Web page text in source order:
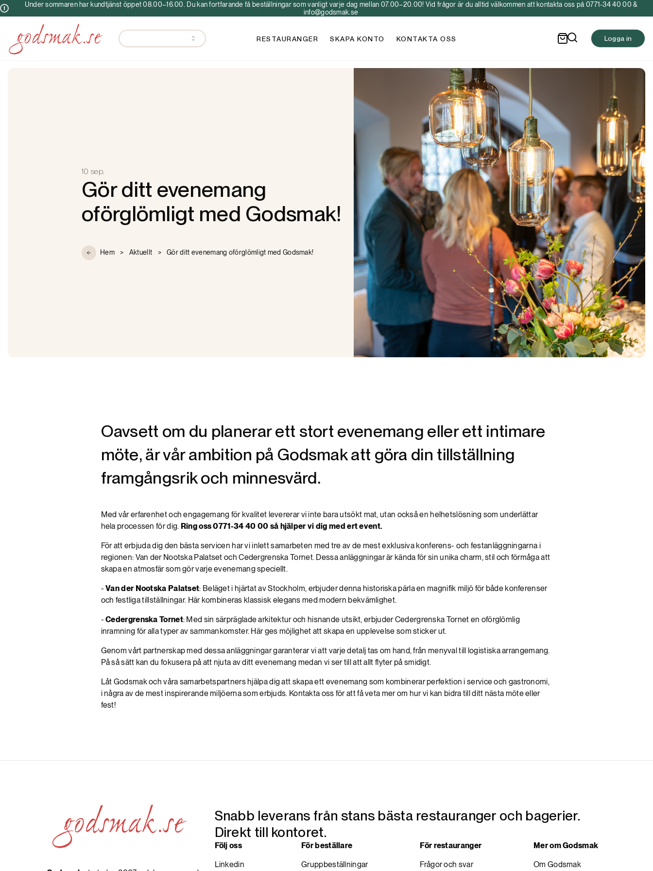
Under sommaren har kundtjänst öppet 08.00–16.00. Du kan fortfarande få beställningar som vanligt varje dag mellan 07.00–20.00! Vid frågor är du alltid välkommen att kontakta oss på 0771-34 40 00 &
info@godsmak.se
RESTAURANGER SKAPA KONTO KONTAKTA OSS Logga in
10 sep.
Gör ditt evenemang
oförglömligt med Godsmak!
Hem > Aktuellt > Gör ditt evenemang oförglömligt med Godsmak!
Oavsett om du planerar ett stort evenemang eller ett intimare
möte, är vår ambition på Godsmak att göra din tillställning
framgångsrik och minnesvärd.
Med vår erfarenhet och engagemang för kvalitet levererar vi inte bara utsökt mat, utan också en helhetslösning som underlättar
hela processen för dig. Ring oss 0771-34 40 00 så hjälper vi dig med ert event.
För att erbjuda dig den bästa servicen har vi inlett samarbeten med tre av de mest exklusiva konferens- och festanläggningarna i
regionen: Van der Nootska Palatset och Cedergrenska Tornet. Dessa anläggningar är kända för sin unika charm, stil och förmåga att
skapa en atmosfär som gör varje evenemang speciellt.
-Van der Nootska Palatset: Beläget i hjärtat av Stockholm, erbjuder denna historiska pärla en magnifik miljö för både konferenser
och festliga tillställningar. Här kombineras klassisk elegans med modern bekvämlighet.
-Cedergrenska Tornet: Med sin särpräglade arkitektur och hisnande utsikt, erbjuder Cedergrenska Tornet en oförglömlig
inramning för alla typer av sammankomster. Här ges möjlighet att skapa en upplevelse som sticker ut.
Genom vårt partnerskap med dessa anläggningar garanterar vi att varje detalj tas om hand, från menyval till logistiska arrangemang.
På så sätt kan du fokusera på att njuta av ditt evenemang medan vi ser till att allt flyter på smidigt.
Låt Godsmak och våra samarbetspartners hjälpa dig att skapa ett evenemang som kombinerar perfektion i service och gastronomi,
i några av de mest inspirerande miljöerna som erbjuds. Kontakta oss för att få veta mer om hur vi kan bidra till ditt nästa möte eller
fest!
Snabb leverans från stans bästa restauranger och bagerier.
Direkt till kontoret.
Följ oss
Linkedin
För beställare
Gruppbeställningar
För restauranger
Frågor och svar
Mer om Godsmak
Om Godsmak